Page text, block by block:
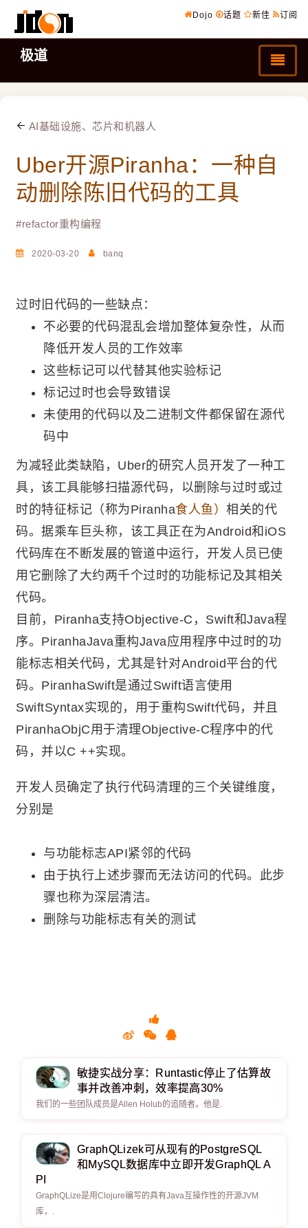
Dojo 话题 新佳 订阅
极道
AI基础设施、芯片和机器人
Uber开源Piranha：一种自
动删除陈旧代码的工具
#refactor重构编程
2020-03-20 banq
过时旧代码的一些缺点：
不必要的代码混乱会增加整体复杂性，从而
降低开发人员的工作效率
这些标记可以代替其他实验标记
标记过时也会导致错误
未使用的代码以及二进制文件都保留在源代
码中
为减轻此类缺陷，Uber的研究人员开发了一种工
具，该工具能够扫描源代码，以删除与过时或过
时的特征标记（称为Piranha食人鱼） 相关的代
码。据乘车巨头称，该工具正在为Android和iOS
代码库在不断发展的管道中运行，开发人员已使
用它删除了大约两千个过时的功能标记及其相关
代码。
目前，Piranha支持Objective-C，Swift和Java程
序。PiranhaJava重构Java应用程序中过时的功
能标志相关代码，尤其是针对Android平台的代
码。PiranhaSwift是通过Swift语言使用
SwiftSyntax实现的，用于重构Swift代码，并且
PiranhaObjC用于清理Objective-C程序中的代
码，并以C ++实现。
开发人员确定了执行代码清理的三个关键维度，
分别是
与功能标志API紧邻的代码
由于执行上述步骤而无法访问的代码。此步
骤也称为深层清洁。
删除与功能标志有关的测试
敏捷实战分享：Runtastic停止了估算故
事并改善冲刺，效率提高30%
我们的一些团队成员是Allen Holub的追随者。他是.
GraphQLizek可从现有的PostgreSQL
和MySQL数据库中立即开发GraphQL A
PI
GraphQLize是用Clojure编写的具有Java互操作性的开源JVM
库，.